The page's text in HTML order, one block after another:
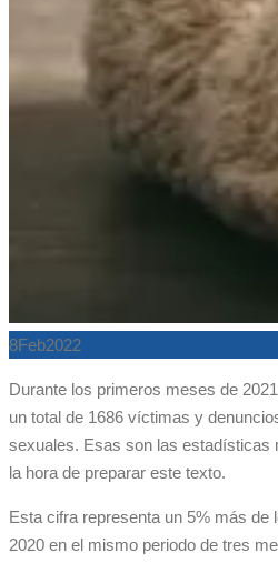
8Feb2022
Durante los primeros meses de
un total de 1686 víctimas y
sexuales. Esas son las estadísticas
la hora de preparar este texto.
Esta cifra representa un 5% más de
2020 en el mismo periodo de tres